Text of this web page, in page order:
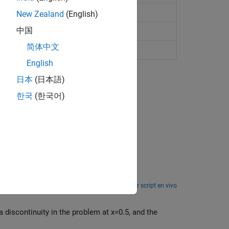
Abrir script en vivo
discontinuity in the problem at x=0.5, and the
New Zealand (English)
中国
简体中文
English
日本 (日本語)
한국 (한국어)